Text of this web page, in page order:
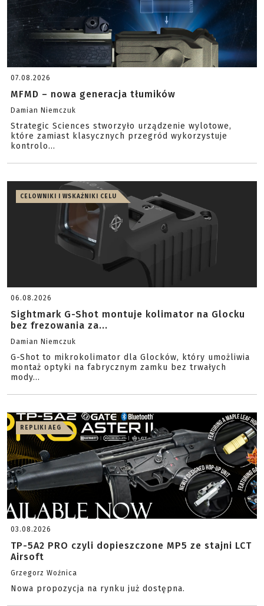
07.08.2026
MFMD – nowa generacja tłumików
Damian Niemczuk
Strategic Sciences stworzyło urządzenie wylotowe,
które zamiast klasycznych przegród wykorzystuje
kontrolo...
CELOWNIKI I WSKAŹNIKI CELU
06.08.2026
Sightmark G-Shot montuje kolimator na Glocku
bez frezowania za...
Damian Niemczuk
G-Shot to mikrokolimator dla Glocków, który umożliwia
montaż optyki na fabrycznym zamku bez trwałych
mody...
REPLIKI AEG
03.08.2026
TP-5A2 PRO czyli dopieszczone MP5 ze stajni LCT
Airsoft
Grzegorz Woźnica
Nowa propozycja na rynku już dostępna.